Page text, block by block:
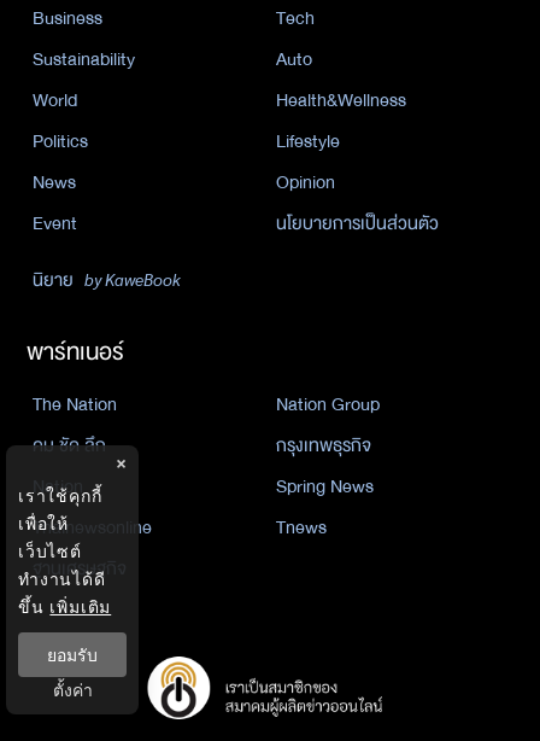
Business
Tech
Sustainability
Auto
World
Health&Wellness
Politics
Lifestyle
News
Opinion
Event
นโยบายการเป็นส่วนตัว
นิยาย by KaweBook
พาร์ทเนอร์
The Nation
Nation Group
คม ชัด ลึก
กรุงเทพธุรกิจ
Nation
Spring News
Thainewsonline
Tnews
ฐานเศรษฐกิจ
×
เราใช้คุกกี้
เพื่อให้
เว็บไซต์
ทำงานได้ดี
ขึ้น เพิ่มเติม
ยอมรับ
ตั้งค่า